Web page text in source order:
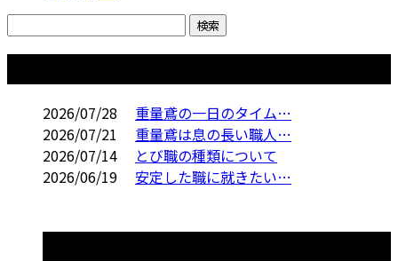
2026/07/28
重量鳶の一日のタイム…
2026/07/21
重量鳶は息の長い職人…
2026/07/14
とび職の種類について
2026/06/19
安定した職に就きたい…